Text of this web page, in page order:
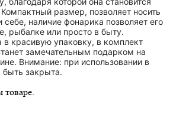
размер, позволяет носить
себе, наличие фонарика позволяет его
рыбалке или просто в быту.
в красивую упаковку, в комплект
замечательным подарком на
Внимание: при использовании в
закрыта.
товаре.